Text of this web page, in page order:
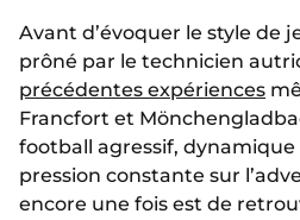
Avant d’évoquer le style de
prôné par le technicien
précédentes expériences
Francfort et
football agressif,
pression constante sur
encore une fois est de